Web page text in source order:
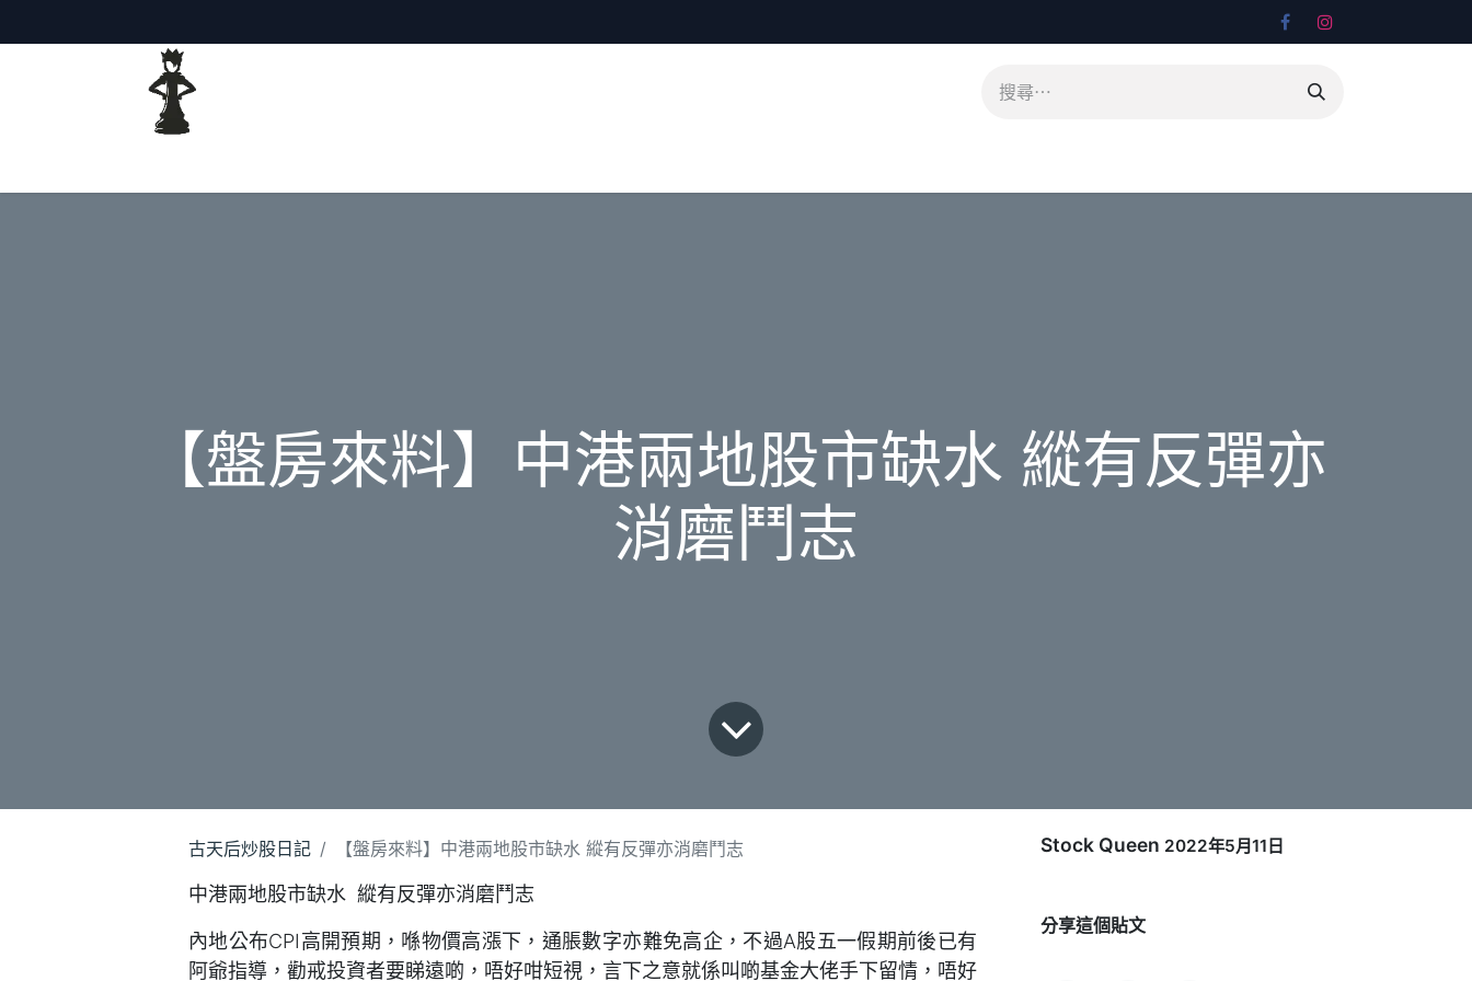
【盤房來料】中港兩地股市缺水 縱有反彈亦
消磨鬥志
古天后炒股日記 【盤房來料】中港兩地股市缺水 縱有反彈亦消磨鬥志
中港兩地股市缺水 縱有反彈亦消磨鬥志
內地公布CPI高開預期，喺物價高漲下，通脹數字亦難免高企，不過A股五一假期前後已有
阿爺指導，勸戒投資者要睇遠啲，唔好咁短視，言下之意就係叫啲基金大佬手下留情，唔好
Stock Queen 2022年5月11日
分享這個貼文